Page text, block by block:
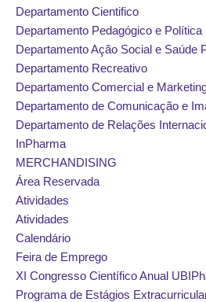
Departamento Cientifico
Departamento Pedagógico e Política
Departamento Ação Social e Saúde
Departamento Recreativo
Departamento Comercial e
Departamento de Comunicação e
Departamento de Relações
InPharma
MERCHANDISING
Área Reservada
Atividades
Atividades
Calendário
Feira de Emprego
XI Congresso Científico Anual
Programa de Estágios